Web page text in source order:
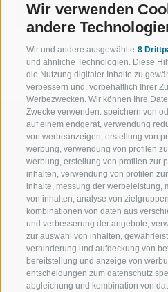
Wir verwenden
andere
Wir und andere ausgewählte 8
und ähnliche Technologien. Diese
die Nutzung digitaler Inhalte zu
verbessern und, vorbehaltlich Ihrer
Werbezwecken. Wir können Ihre
Zwecke verwenden: speichern von
auf einem endgerät, verwendung
von werbeanzeigen, erstellung von
werbung, verwendung von profilen
werbung, erstellung von profilen zur
inhalten, verwendung von profilen
inhalte, messung der werbeleistung,
von inhalten, analyse von
kombinationen von daten aus
und verbesserung der angebote,
zur auswahl von inhalten,
verhinderung und aufdeckung von
bereitstellung und anzeige von
entscheidungen zum datenschutz
abgleichung und kombination von
WILLKOMMEN IN DER
FERIENREGION
JAUFENTAL
RATSCHINGS
RIDNAUNTAL